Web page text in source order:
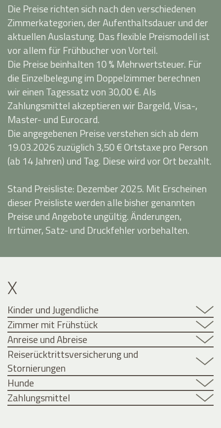
Die Preise richten sich nach den verschiedenen
Zimmerkategorien, der Aufenthaltsdauer und der
aktuellen Auslastung. Das flexible Preismodell ist
vor allem für Frühbucher von Vorteil.
Die Preise beinhalten 10 % Mehrwertsteuer. Für
die Einzelbelegung im Doppelzimmer berechnen
wir einen Tagessatz von 30,00 €. Als
Zahlungsmittel akzeptieren wir Bargeld, Visa-,
Master- und Eurocard.
Die angegebenen Preise verstehen sich ab dem
19.03.2026 zuzüglich 3,50 € Ortstaxe pro Person
(ab 14 Jahren) und Tag. Diese wird vor Ort bezahlt.
Stand Preisliste: Dezember 2025. Mit Erscheinen
dieser Preisliste werden alle bisher genannten
Preise und Angebote ungültig. Änderungen,
Irrtümer, Satz- und Druckfehler vorbehalten.
X
Kinder und Jugendliche
Zimmer mit Frühstück
Anreise und Abreise
Reiserücktrittsversicherung und
Stornierungen
Hunde
Zahlungsmittel